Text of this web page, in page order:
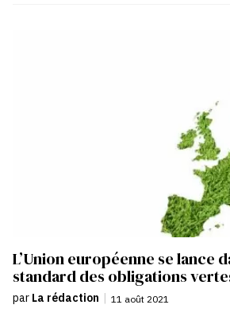
L’Union européenne se lance
standard des obligations
par La rédaction | 11 août 2021